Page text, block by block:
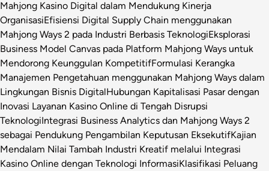
Mahjong Kasino Digital dalam Mendukung Kinerja
OrganisasiEfisiensi Digital Supply Chain menggunakan
Mahjong Ways 2 pada Industri Berbasis TeknologiEksplorasi
Business Model Canvas pada Platform Mahjong Ways untuk
Mendorong Keunggulan KompetitifFormulasi Kerangka
Manajemen Pengetahuan menggunakan Mahjong Ways dalam
Lingkungan Bisnis DigitalHubungan Kapitalisasi Pasar dengan
Inovasi Layanan Kasino Online di Tengah Disrupsi
TeknologiIntegrasi Business Analytics dan Mahjong Ways 2
sebagai Pendukung Pengambilan Keputusan EksekutifKajian
Mendalam Nilai Tambah Industri Kreatif melalui Integrasi
Kasino Online dengan Teknologi InformasiKlasifikasi Peluang